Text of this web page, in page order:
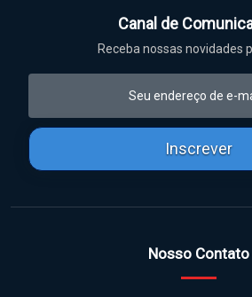
Canal de
Receba nossas novidades
Inscrever
Nosso Contato